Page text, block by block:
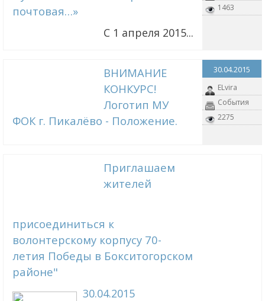
почтовая…»
С 1 апреля 2015...
1463
ВНИМАНИЕ
КОНКУРС!
Логотип МУ
ФОК г. Пикалёво - Положение.
30.04.2015
ELvira
События
2275
Приглашаем
жителей
присоединиться к
волонтерскому корпусу 70-
летия Победы в Бокситогорском
районе"
30.04.2015